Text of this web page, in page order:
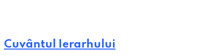
Cuvântul Ierarhului